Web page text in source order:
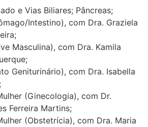
e Vias Biliares; Pâncreas;
Intestino), com Dra. Graziela
Masculina), com Dra. Kamila
Geniturinário), com Dra. Isabella
(Ginecologia), com Dr.
Ferreira Martins;
(Obstetrícia), com Dra. Maria